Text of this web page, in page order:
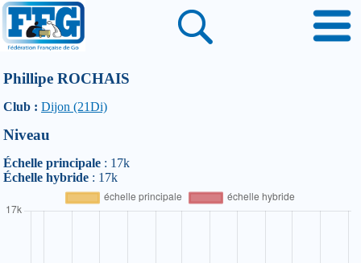
Phillipe ROCHAIS
Club : Dijon (21Di)
Niveau
Échelle principale : 17k
Échelle hybride : 17k